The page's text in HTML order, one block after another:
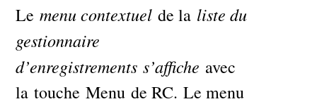
Lemenu contextuel de la liste du
gestionnaire
d’enregistrementss’affiche avec
la touche Menu de RC. Le menu